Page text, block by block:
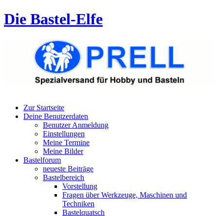
Die Bastel-Elfe
Zur Startseite
Deine Benutzerdaten
Benutzer Anmeldung
Einstellungen
Meine Termine
Meine Bilder
Bastelforum
neueste Beiträge
Bastelbereich
Vorstellung
Fragen über Werkzeuge, Maschinen und
Techniken
Bastelquatsch